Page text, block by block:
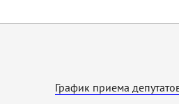
График приема